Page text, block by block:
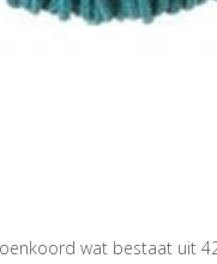
wat bestaat uit